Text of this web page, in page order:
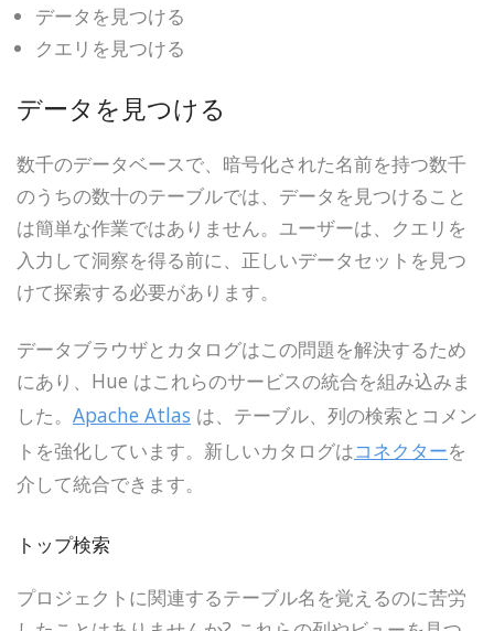
データを見つける
クエリを見つける
データを見つける
数千のデータベースで、暗号化された名前を持つ数千
のうちの数十のテーブルでは、データを見つけること
は簡単な作業ではありません。ユーザーは、クエリを
入力して洞察を得る前に、正しいデータセットを見つ
けて探索する必要があります。
データブラウザとカタログはこの問題を解決するため
にあり、Hue はこれらのサービスの統合を組み込みま
した。 Apache Atlas は、テーブル、列の検索とコメン
トを強化しています。新しいカタログはコネクターを
介して統合できます。
トップ検索
プロジェクトに関連するテーブル名を覚えるのに苦労